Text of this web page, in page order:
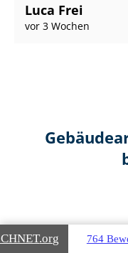
Luca Frei
vor 3 Wochen
.org 764